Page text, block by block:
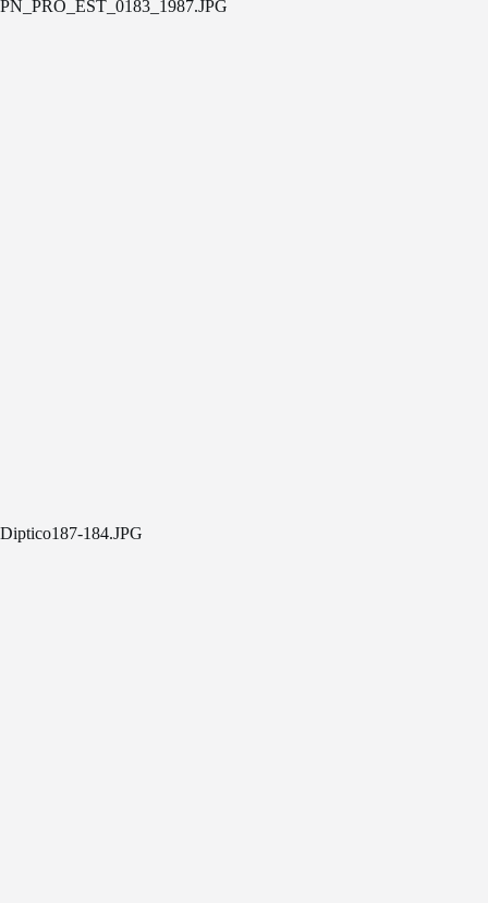
PN_PRO_EST_0183_1987.JPG
Diptico187-184.JPG